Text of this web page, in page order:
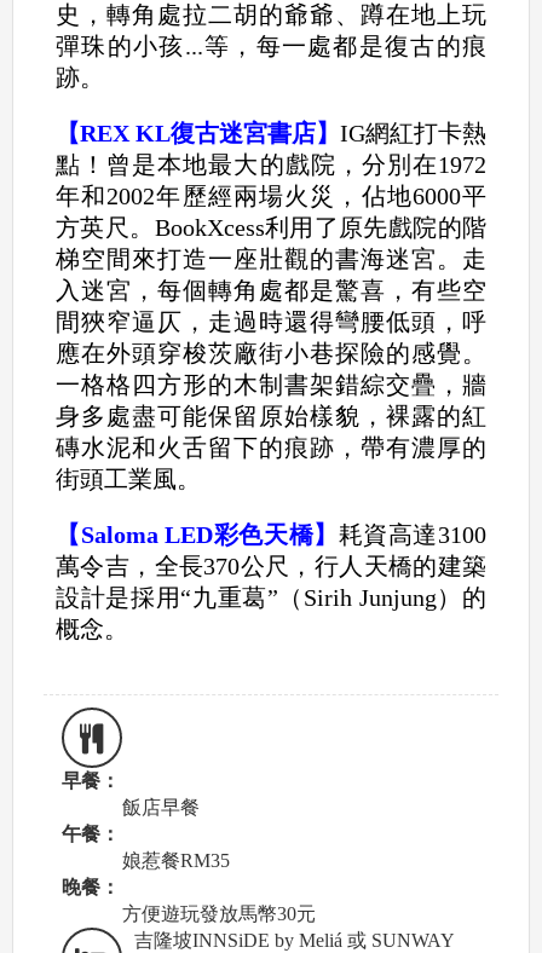
史，轉角處拉二胡的爺爺、蹲在地上玩
彈珠的小孩...等，每一處都是復古的痕
跡。
【REX KL復古迷宮書店】 IG網紅打卡熱
點！曾是本地最大的戲院，分別在1972
年和2002年歷經兩場火災，佔地6000平
方英尺。BookXcess利用了原先戲院的階
梯空間來打造一座壯觀的書海迷宮。走
入迷宮，每個轉角處都是驚喜，有些空
間狹窄逼仄，走過時還得彎腰低頭，呼
應在外頭穿梭茨廠街小巷探險的感覺。
一格格四方形的木制書架錯綜交疊，牆
身多處盡可能保留原始樣貌，裸露的紅
磚水泥和火舌留下的痕跡，帶有濃厚的
街頭工業風。
【Saloma LED彩色天橋】 耗資高達3100
萬令吉，全長370公尺，行人天橋的建築
設計是採用“九重葛”（Sirih Junjung）的
概念。
早餐：
飯店早餐
午餐：
娘惹餐RM35
晚餐：
方便遊玩發放馬幣30元
吉隆坡INNSiDE by Meliá 或 SUNWAY